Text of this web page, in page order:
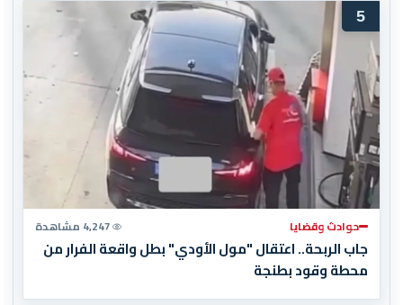
5
حوادث وقضايا 4,247 مشاهدة
جاب الربحة.. اعتقال "مول الأودي" بطل واقعة الفرار من
محطة وقود بطنجة